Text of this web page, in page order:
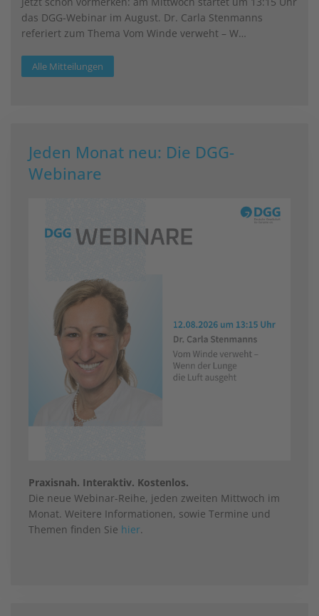
das DGG-Webinar im August. Dr. Carla Stenmanns
referiert zum Thema Vom Winde verweht – W…
Alle Mitteilungen
Jeden Monat neu: Die DGG-
Webinare
Praxisnah. Interaktiv. Kostenlos.
Die neue Webinar-Reihe, jeden zweiten Mittwoch im
Monat. Weitere Informationen, sowie Termine und
Themen finden Sie hier.